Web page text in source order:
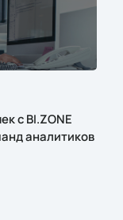
с BI.ZONE
аналитиков